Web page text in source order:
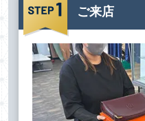
ご来店